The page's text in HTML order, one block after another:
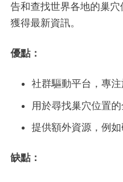
告和查找世界各地的巢
獲得最新資訊。
優點：
社群驅動平台，專注
用於尋找巢穴位置的
提供額外資源，例如
缺點：